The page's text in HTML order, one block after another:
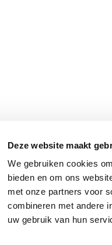
Deze website maakt
We gebruiken cookies
bieden en om ons
met onze partners voor
combineren met andere
uw gebruik van hun